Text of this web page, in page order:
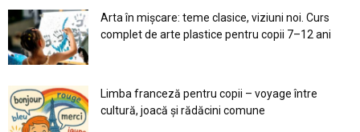
Arta în mișcare: teme clasice, viziuni noi. Curs
complet de arte plastice pentru copii 7–12 ani
Limba franceză pentru copii – voyage între
cultură, joacă și rădăcini comune